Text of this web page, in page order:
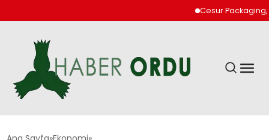
Cesur Packaging,
GÜNDEM